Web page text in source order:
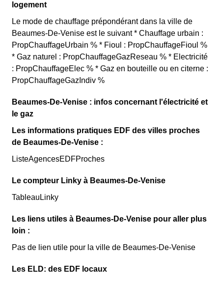
logement
Le mode de chauffage prépondérant dans la ville de
Beaumes-De-Venise est le suivant * Chauffage urbain :
PropChauffageUrbain % * Fioul : PropChauffageFioul %
* Gaz naturel : PropChauffageGazReseau % * Electricité
: PropChauffageElec % * Gaz en bouteille ou en citerne :
PropChauffageGazIndiv %
Beaumes-De-Venise : infos concernant l'électricité et
le gaz
Les informations pratiques EDF des villes proches
de Beaumes-De-Venise :
ListeAgencesEDFProches
Le compteur Linky à Beaumes-De-Venise
TableauLinky
Les liens utiles à Beaumes-De-Venise pour aller plus
loin :
Pas de lien utile pour la ville de Beaumes-De-Venise
Les ELD: des EDF locaux